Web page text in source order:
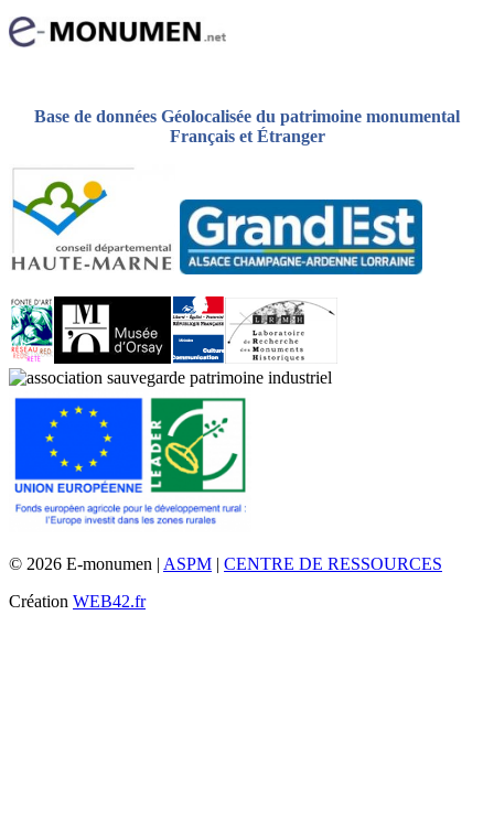
Base de données Géolocalisée du patrimoine monumental
Français et Étranger
© 2026 E-monumen | ASPM | CENTRE DE RESSOURCES
Création WEB42.fr